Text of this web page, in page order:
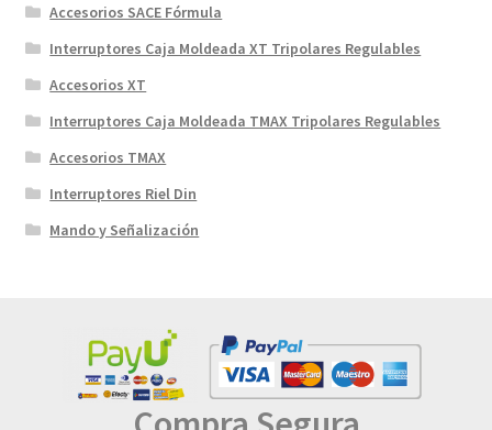
Accesorios SACE Fórmula
Interruptores Caja Moldeada XT Tripolares Regulables
Accesorios XT
Interruptores Caja Moldeada TMAX Tripolares Regulables
Accesorios TMAX
Interruptores Riel Din
Mando y Señalización